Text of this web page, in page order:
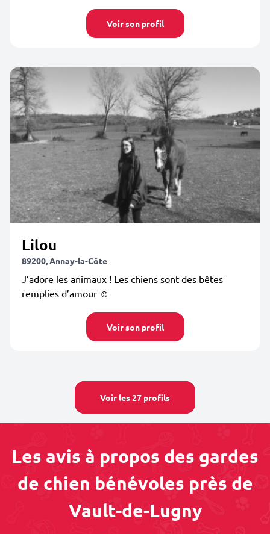
Voir son profil
Lilou
89200, Annay-la-Côte
J’adore les animaux ! Les chiens sont des bêtes
remplies d’amour ☺️
Voir son profil
Voir les 27 profils
Les avis à propos des gardes
de chien bénévoles près de
Vault-de-Lugny